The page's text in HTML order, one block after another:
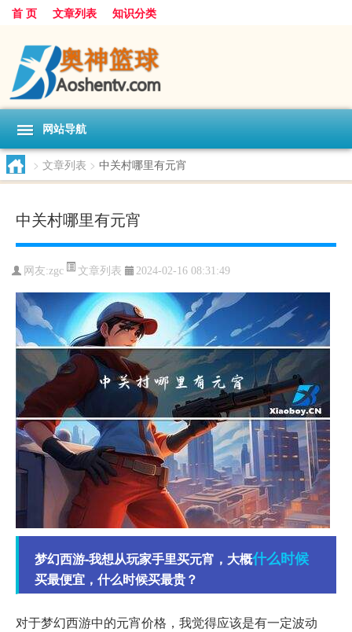
首 页 文章列表 知识分类
网站导航
> 文章列表 > 中关村哪里有元宵
中关村哪里有元宵
网友:zgc 文章列表 2024-02-16 08:31:49
梦幻西游-我想从玩家手里买元宵，大概什么时候
买最便宜，什么时候买最贵？
对于梦幻西游中的元宵价格，我觉得应该是有一定波动